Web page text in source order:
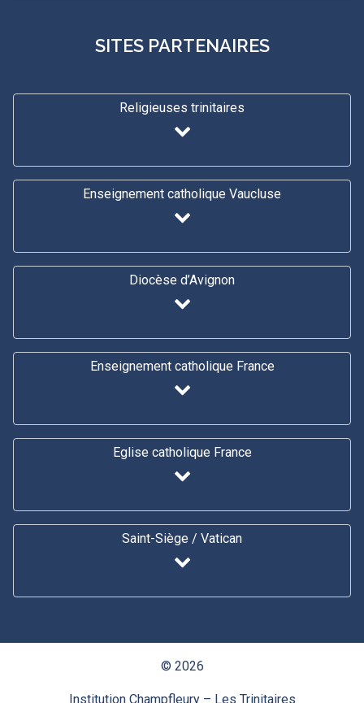
SITES PARTENAIRES
Religieuses trinitaires
Enseignement catholique Vaucluse
Diocèse d’Avignon
Enseignement catholique France
Eglise catholique France
Saint-Siège / Vatican
© 2026
Institution Champfleury – Les Trinitaires